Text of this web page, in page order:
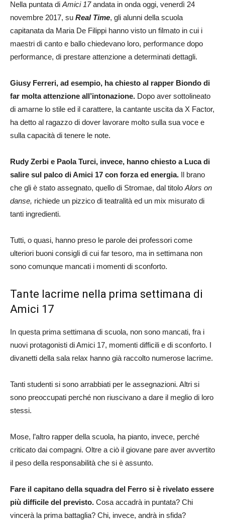
Nella puntata di Amici 17andata in onda oggi, venerdì 24
novembre 2017, su Real Time, gli alunni della scuola
capitanata da Maria De Filippi hanno visto un filmato in cui i
maestri di canto e ballo chiedevano loro, performance dopo
performance, di prestare attenzione a determinati dettagli.
Giusy Ferreri, ad esempio, ha chiesto al rapper Biondo di
far molta attenzione all’intonazione. Dopo aver sottolineato
di amarne lo stile ed il carattere, la cantante uscita da X Factor,
ha detto al ragazzo di dover lavorare molto sulla sua voce e
sulla capacità di tenere le note.
Rudy Zerbi e Paola Turci, invece, hanno chiesto a Luca di
salire sul palco di Amici 17 con forza ed energia. Il brano
che gli è stato assegnato, quello di Stromae, dal titolo Alors on
danse, richiede un pizzico di teatralità ed un mix misurato di
tanti ingredienti.
Tutti, o quasi, hanno preso le parole dei professori come
ulteriori buoni consigli di cui far tesoro, ma in settimana non
sono comunque mancati i momenti di sconforto.
Tante lacrime nella prima settimana di
Amici 17
In questa prima settimana di scuola, non sono mancati, fra i
nuovi protagonisti di Amici 17, momenti difficili e di sconforto. I
divanetti della sala relax hanno già raccolto numerose lacrime.
Tanti studenti si sono arrabbiati per le assegnazioni. Altri si
sono preoccupati perché non riuscivano a dare il meglio di loro
stessi.
Mose, l’altro rapper della scuola, ha pianto, invece, perché
criticato dai compagni. Oltre a ciò il giovane pare aver avvertito
il peso della responsabilità che si è assunto.
Fare il capitano della squadra del Ferro si è rivelato essere
più difficile del previsto. Cosa accadrà in puntata? Chi
vincerà la prima battaglia? Chi, invece, andrà in sfida?